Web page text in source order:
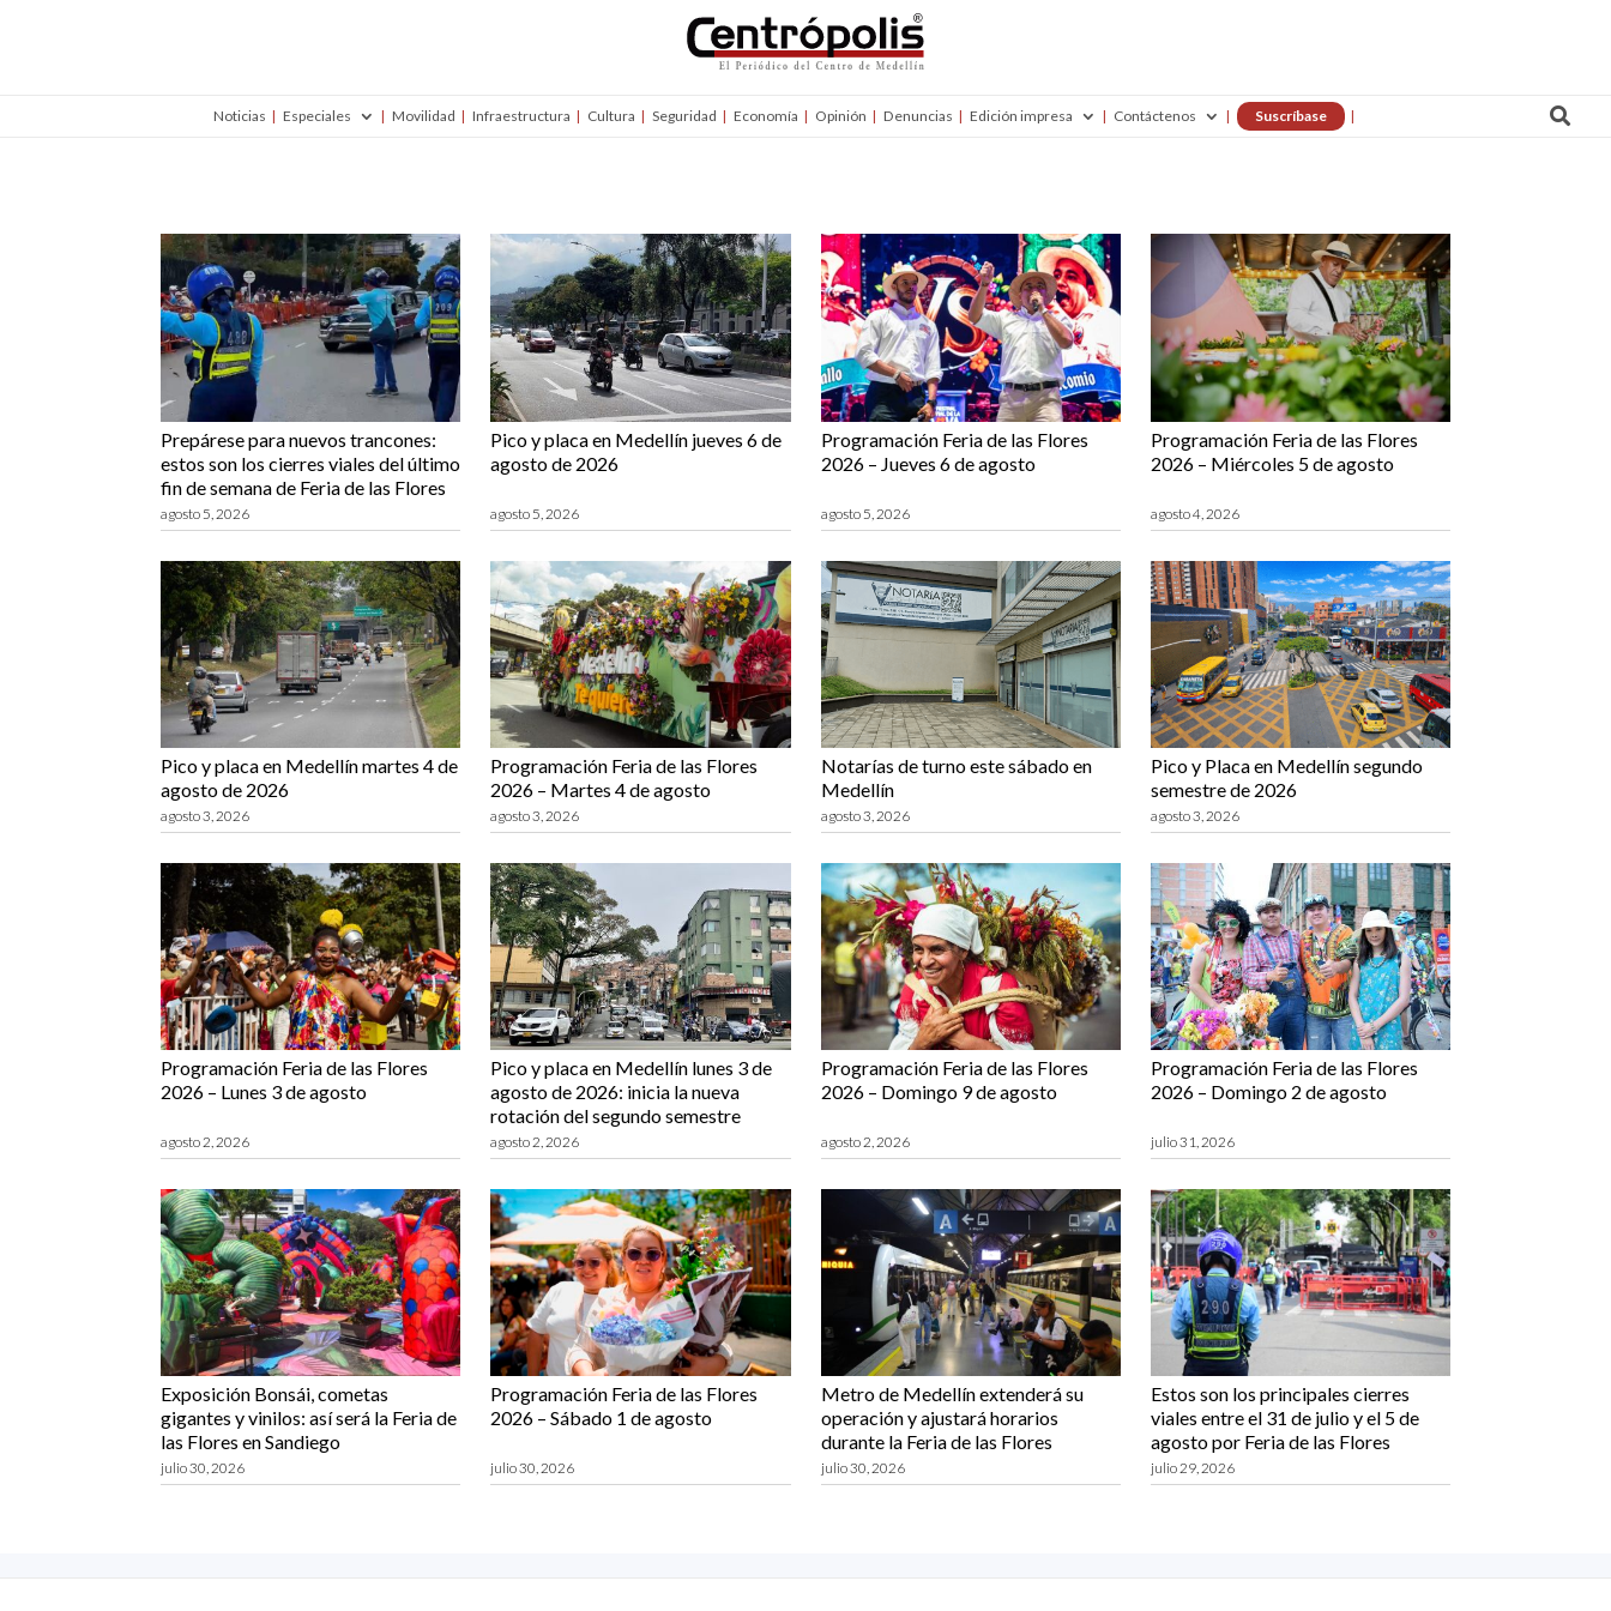
Noticias Especiales Movilidad Infraestructura Cultura Seguridad Economía Opinión Denuncias Edición impresa Contáctenos Suscríbase 
Prepárese para nuevos trancones:
estos son los cierres viales del último
fin de semana de Feria de las Flores
agosto 5, 2026
Pico y placa en Medellín jueves 6 de
agosto de 2026
agosto 5, 2026
Programación Feria de las Flores
2026 – Jueves 6 de agosto
agosto 5, 2026
Programación Feria de las Flores
2026 – Miércoles 5 de agosto
agosto 4, 2026
Pico y placa en Medellín martes 4 de
agosto de 2026
agosto 3, 2026
Programación Feria de las Flores
2026 – Martes 4 de agosto
agosto 3, 2026
Notarías de turno este sábado en
Medellín
agosto 3, 2026
Pico y Placa en Medellín segundo
semestre de 2026
agosto 3, 2026
Programación Feria de las Flores
2026 – Lunes 3 de agosto
agosto 2, 2026
Pico y placa en Medellín lunes 3 de
agosto de 2026: inicia la nueva
rotación del segundo semestre
agosto 2, 2026
Programación Feria de las Flores
2026 – Domingo 9 de agosto
agosto 2, 2026
Programación Feria de las Flores
2026 – Domingo 2 de agosto
julio 31, 2026
Exposición Bonsái, cometas
gigantes y vinilos: así será la Feria de
las Flores en Sandiego
julio 30, 2026
Programación Feria de las Flores
2026 – Sábado 1 de agosto
julio 30, 2026
Metro de Medellín extenderá su
operación y ajustará horarios
durante la Feria de las Flores
julio 30, 2026
Estos son los principales cierres
viales entre el 31 de julio y el 5 de
agosto por Feria de las Flores
julio 29, 2026